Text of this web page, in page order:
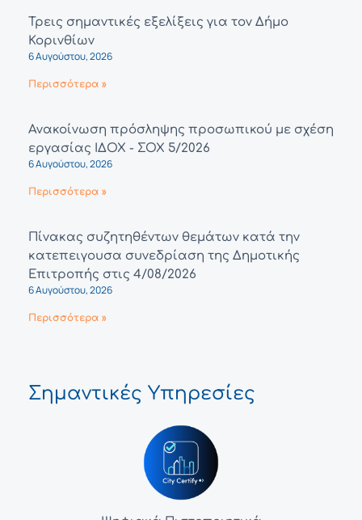
Τρεις σημαντικές εξελίξεις για τον Δήμο
Κορινθίων
6 Αυγούστου, 2026
Περισσότερα »
Ανακοίνωση πρόσληψης προσωπικού με σχέση
εργασίας ΙΔΟΧ - ΣΟΧ 5/2026
6 Αυγούστου, 2026
Περισσότερα »
Πίνακας συζητηθέντων θεμάτων κατά την
κατεπειγουσα συνεδρίαση της Δημοτικής
Επιτροπής στις 4/08/2026
6 Αυγούστου, 2026
Περισσότερα »
Σημαντικές Υπηρεσίες